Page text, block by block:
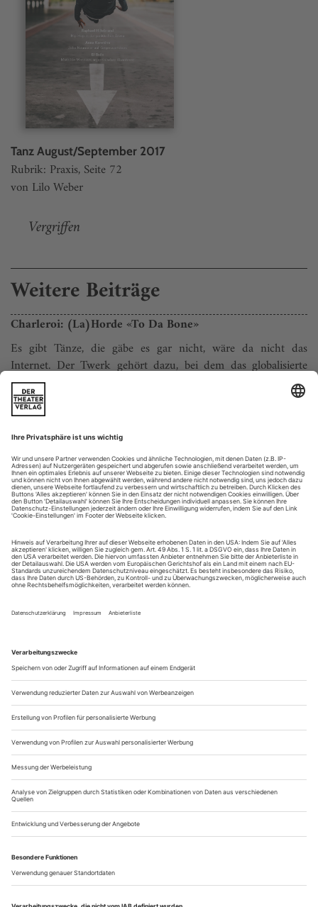
Tanz August/September 2017
Rubrik: Praxis, Seite 72
von Lilo Weber
Vergriffen
Weitere Beiträge
Charleroi: (La)Horde «To Da Bone»
Es gibt Tänze, die gäbe es gar nicht, wäre da nicht das
Internet. Der Twerk gehört dazu, bei dem das globalisierte
Girlie seine Hüftschwünge feiert. Die männlichen Antworten
auf die Hypersexualisierung lauten Hardstyle,­ Tekstyle,
Shuffle, Hakken und vor allem Jumpstyle. Da legt einer all
seine Energie in eine Sequenz von einer halben Minute, filmt
seine Heldentat,...
Anna Karenina
Eine Tragödie der Weltliteratur, an der sich ein Choreograf nur zu
leicht verheben kann, Hamburgs Ballettchef John Neumeier aber
triumphiert – dank einer ganz und gar heutigen Heldin
Der Blick ins Programmheft löst Beklommenheit aus:
Tschaikowsky, Alfred Schnittke und Cat Stevens, Soft-Song-
besorgen? Reichlich dissonante Mischung, die nichts Gutes
Staatsoper anrollen wird. Drei Stunden später ist man bekehrt,
und damit keineswegs...
Auditions, Ausschreibungen August/September 2017
Auditions
Hofesh Shechter Company are auditioning for eight paid
apprentice dancers between the ages of 18 and 25 for their
apprentice programme, «Shechter II», running from January
to November 2018.
All auditions will be held in London: for UK based dancers:
25 August internationally based dancers: 26 August
Applications close on 13 August
www.hofesh.co.uk/site